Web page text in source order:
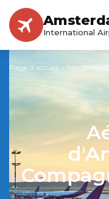
International
Page d'accueil » Aéroports